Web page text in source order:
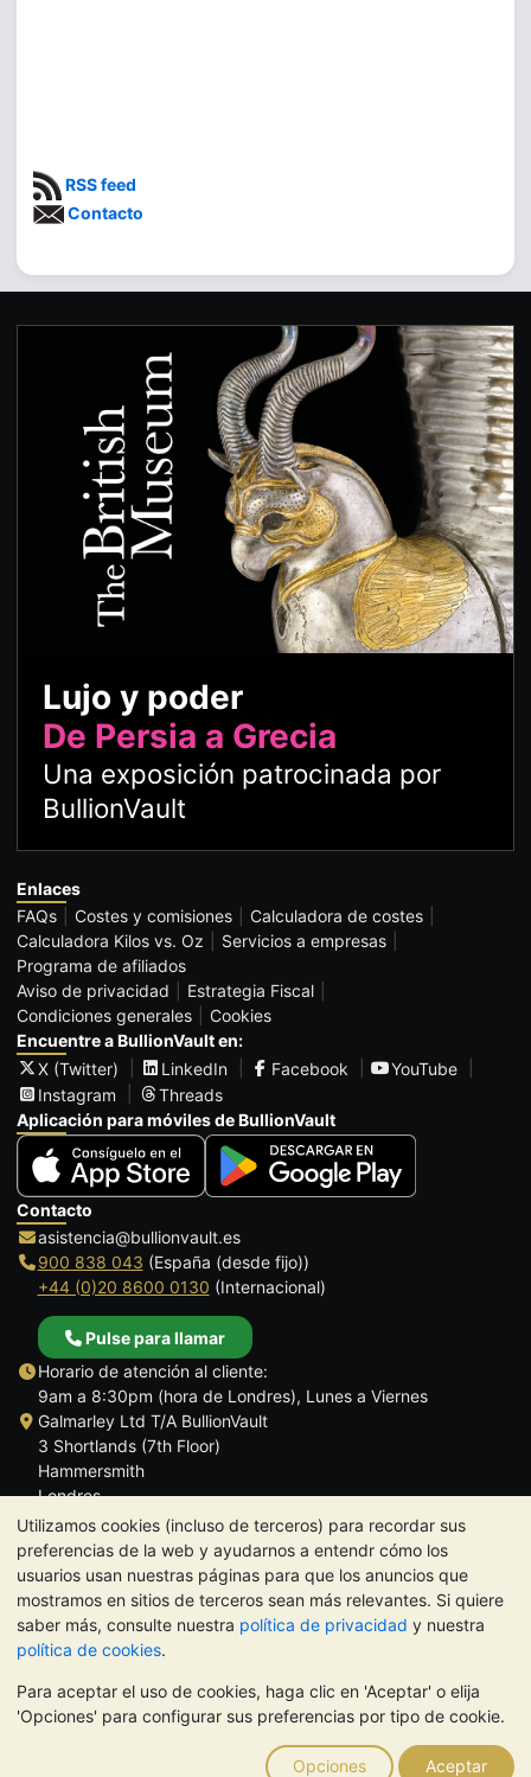
Utilizamos cookies (incluso de terceros) para recordar sus
preferencias de la web y ayudarnos a entendr cómo los
usuarios usan nuestras páginas para que los anuncios que
mostramos en sitios de terceros sean más relevantes. Si quiere
saber más, consulte nuestra política de privacidad y nuestra
política de cookies.
Para aceptar el uso de cookies, haga clic en 'Aceptar' o elija
'Opciones' para configurar sus preferencias por tipo de cookie.
Opciones Aceptar
RSS feed
Contacto
Lujo y poder
De Persia a Grecia
Una exposición patrocinada por
BullionVault
Enlaces
FAQs
Costes y comisiones
Calculadora de costes
Calculadora Kilos vs. Oz
Servicios a empresas
Programa de afiliados
Aviso de privacidad
Estrategia Fiscal
Condiciones generales
Cookies
Encuentre a BullionVault en:
X (Twitter)
LinkedIn Facebook
YouTube
Instagram
Threads
Aplicación para móviles de BullionVault
Contacto
asistencia@bullionvault.es
900 838 043 (España (desde fijo))
+44 (0)20 8600 0130 (Internacional)
Pulse para llamar
Horario de atención al cliente:
9am a 8:30pm (hora de Londres), Lunes a Viernes
Galmarley Ltd T/A BullionVault
3 Shortlands (7th Floor)
Hammersmith
Londres
W6 8DA
Reino Unido
NOTA: El valor de los metales preciosos puede tanto bajar como
subir. Las tendencias históricas no garantizan la evolución
futura de los precios. Nada de lo contenido en los sitios web de
BullionVault ni en ninguna de sus comunicaciones constituye